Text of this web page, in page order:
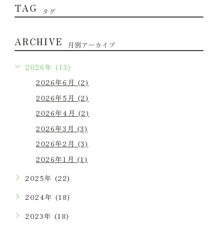
TAG タグ
ARCHIVE 月別アーカイブ
2026年 (13)
2026年6月 (2)
2026年5月 (2)
2026年4月 (2)
2026年3月 (3)
2026年2月 (3)
2026年1月 (1)
2025年 (22)
2024年 (18)
2023年 (18)